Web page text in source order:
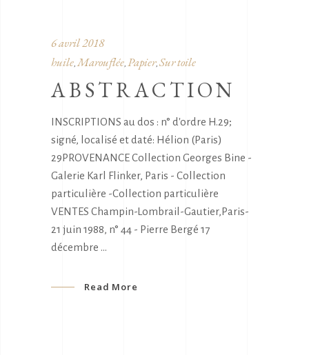
6 avril 2018
huile,Marouflée, Papier, Sur toile
ABSTRACTION
INSCRIPTIONS au dos : n° d'ordre H.29;
signé, localisé et daté: Hélion (Paris)
29PROVENANCE Collection Georges Bine -
Galerie Karl Flinker, Paris - Collection
particulière -Collection particulière
VENTES Champin-Lombrail-Gautier,Paris-
21 juin 1988, n° 44 - Pierre Bergé 17
décembre
Read More